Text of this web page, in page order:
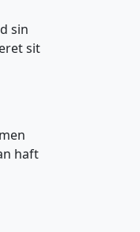
sin
sit
haft